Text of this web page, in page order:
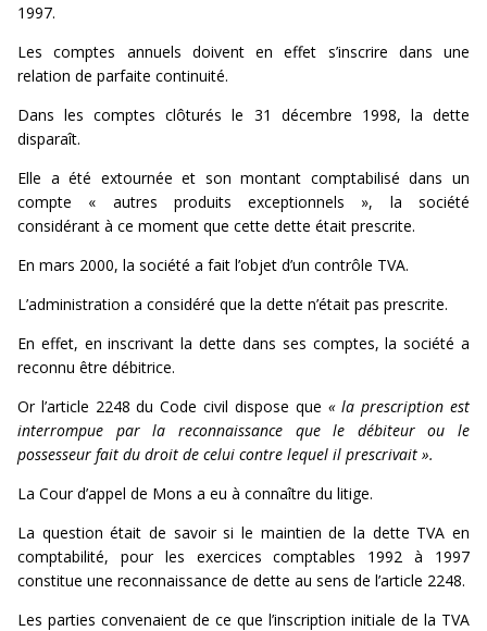
1997.
Les comptes annuels doivent en effet s’inscrire dans une
relation de parfaite continuité.
Dans les comptes clôturés le 31 décembre 1998, la dette
disparaît.
Elle a été extournée et son montant comptabilisé dans un
compte « autres produits exceptionnels », la société
considérant à ce moment que cette dette était prescrite.
En mars 2000, la société a fait l’objet d’un contrôle TVA.
L’administration a considéré que la dette n’était pas prescrite.
En effet, en inscrivant la dette dans ses comptes, la société a
reconnu être débitrice.
Or l’article 2248 du Code civil dispose que « la prescription est
interrompue par la reconnaissance que le débiteur ou le
possesseur fait du droit de celui contre lequel il prescrivait ».
La Cour d’appel de Mons a eu à connaître du litige.
La question était de savoir si le maintien de la dette TVA en
comptabilité, pour les exercices comptables 1992 à 1997
constitue une reconnaissance de dette au sens de l’article 2248.
Les parties convenaient de ce que l’inscription initiale de la TVA